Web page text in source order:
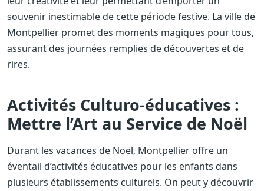
souvenir inestimable de cette période festive. La ville de
Montpellier promet des moments magiques pour tous,
assurant des journées remplies de découvertes et de
rires.
Activités Culturo-éducatives :
Mettre l’Art au Service de Noël
Durant les vacances de Noël, Montpellier offre un
éventail d’activités éducatives pour les enfants dans
plusieurs établissements culturels. On peut y découvrir